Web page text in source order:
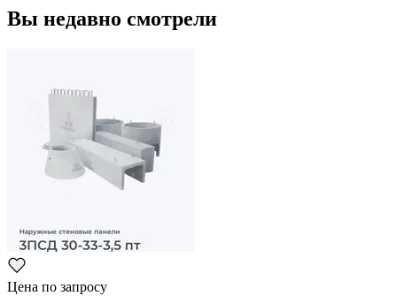
Вы недавно смотрели
Цена по запросу